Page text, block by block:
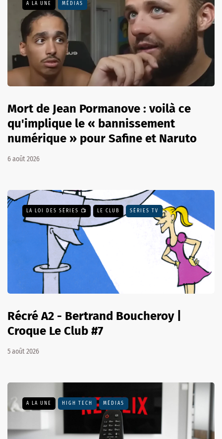
A LA UNE MÉDIAS
Mort de Jean Pormanove : voilà ce
qu'implique le « bannissement
numérique » pour Safine et Naruto
6 août 2026
LA LOI DES SÉRIES 📺 LE CLUB SÉRIES TV
Récré A2 - Bertrand Boucheroy |
Croque Le Club #7
5 août 2026
A LA UNE HIGH TECH MÉDIAS